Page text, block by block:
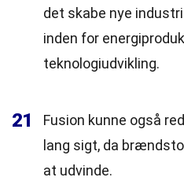
det skabe nye
inden for
teknologiudvikling.
21
Fusion kunne også
lang sigt, da
at udvinde.